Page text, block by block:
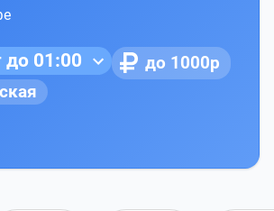
01:00
до 1000р